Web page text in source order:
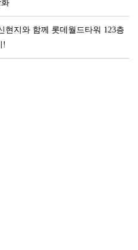
현지와 함께 롯데월드타워 123층
!